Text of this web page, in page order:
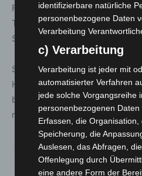
Fortschritte wir in der
Tumortherapie gemacht
Schmelzle.
Susanne Viehmeier hat nun
Hochzeitstag mit ihrem
beide bereits ihren 40. – ein
noch kaum denkbar war.
identifizierbare natürliche
personenbezogene Daten
Verarbeitung
c) Verarbeitung
Verarbeitung ist jeder mit
automatisierter Verfahren
jede solche Vorgangsreihe
personenbezogenen
Erfassen, die
Speicherung, die
Auslesen, das Abfragen,
Offenlegung durch
eine andere Form der